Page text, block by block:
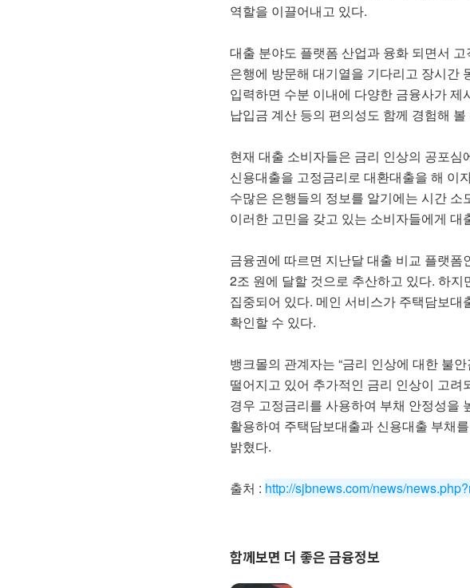
역할을 이끌어내고 있다.
대출 분야도 플랫폼 산업과 융화 되면서
은행에 방문해 대기열을 기다리고 장시간
입력하면 수분 이내에 다양한 금융사가
납입금 계산 등의 편의성도 함께 경험해 볼
현재 대출 소비자들은 금리 인상의 공포
신용대출을 고정금리로 대환대출을 해 이
수많은 은행들의 정보를 알기에는 시간
이러한 고민을 갖고 있는 소비자들에게
금융권에 따르면 지난달 대출 비교 플랫
2조 원에 달할 것으로 추산하고 있다. 하
집중되어 있다. 메인 서비스가 주택담보
확인할 수 있다.
뱅크몰의 관계자는 “금리 인상에 대한 불
떨어지고 있어 추가적인 금리 인상이 고
경우 고정금리를 사용하여 부채 안정성을
활용하여 주택담보대출과 신용대출 부채
밝혔다.
출처 : http://sjbnews.com/news/
함께보면 더 좋은 금융정보